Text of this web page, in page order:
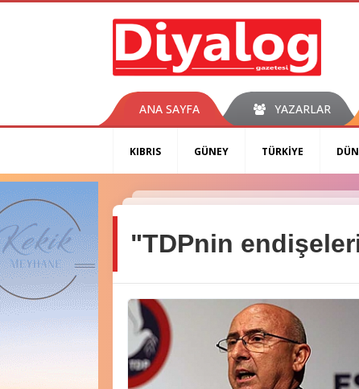
ANA SAYFA YAZARLAR
KIBRIS GÜNEY TÜRKİYE
"TDPnin